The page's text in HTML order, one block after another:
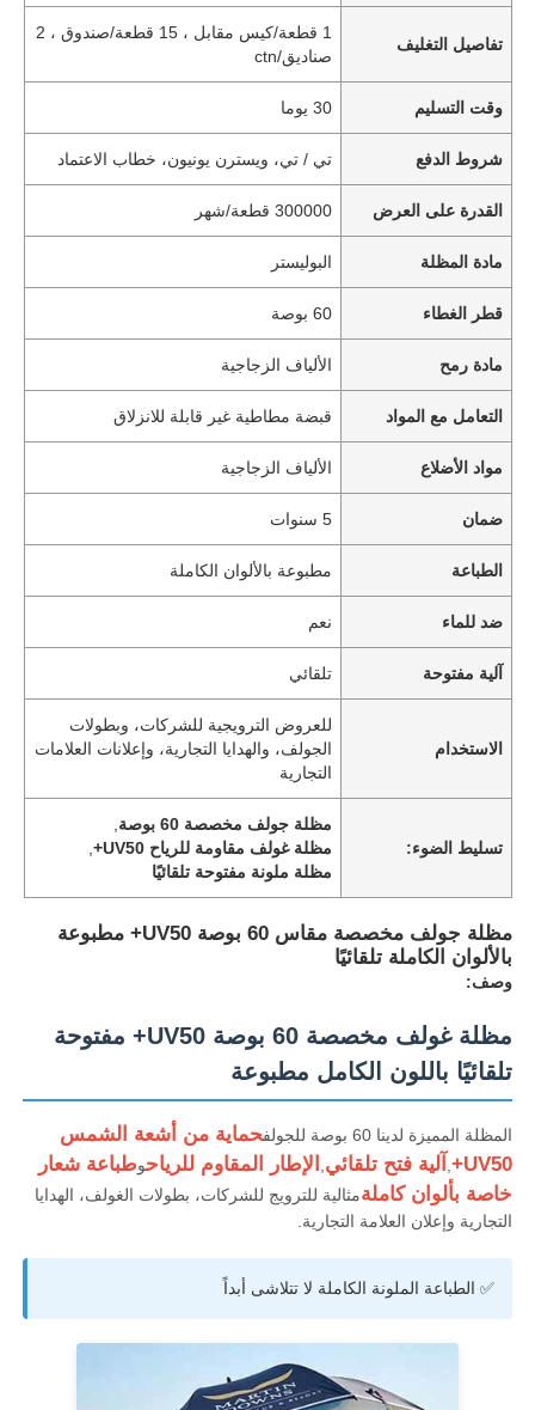
تفاصيل التغليف
1 قطعة/كيس مقابل ، 15 قطعة/صندوق ، 2
صناديق/ctn
وقت التسليم 30 يوما
شروط الدفع تي / تي، ويسترن يونيون، خطاب الاعتماد
القدرة على العرض 300000 قطعة/شهر
مادة المظلة البوليستر
قطر الغطاء 60 بوصة
مادة رمح الألياف الزجاجية
التعامل مع المواد قبضة مطاطية غير قابلة للانزلاق
مواد الأضلاع الألياف الزجاجية
ضمان 5 سنوات
الطباعة مطبوعة بالألوان الكاملة
ضد للماء نعم
آلية مفتوحة تلقائي
الاستخدام
للعروض الترويجية للشركات، وبطولات
الجولف، والهدايا التجارية، وإعلانات العلامات
التجارية
تسليط الضوء:
مظلة جولف مخصصة 60 بوصة
مظلة غولف مقاومة للرياح UV50+
مظلة ملونة مفتوحة تلقائيًا
مظلة جولف مخصصة مقاس 60 بوصة UV50+ مطبوعة
بالألوان الكاملة تلقائيًا
وصف:
مظلة غولف مخصصة 60 بوصة UV50+ مفتوحة
تلقائيًا باللون الكامل مطبوعة
المظلة المميزة لدينا 60 بوصة للجولف
حماية من أشعة الشمس
UV50+
آلية فتح تلقائي الإطار المقاوم للرياحوطباعة شعار
خاصة بألوان كاملةمثالية للترويج للشركات، بطولات الغولف، الهدايا
التجارية وإعلان العلامة التجارية.
✅ الطباعة الملونة الكاملة لا تتلاشى أبداً